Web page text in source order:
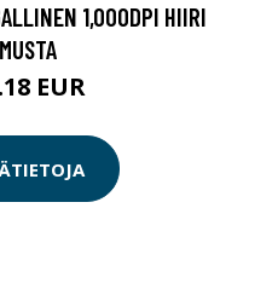
1,000DPI HIIRI
MUSTA
EUR